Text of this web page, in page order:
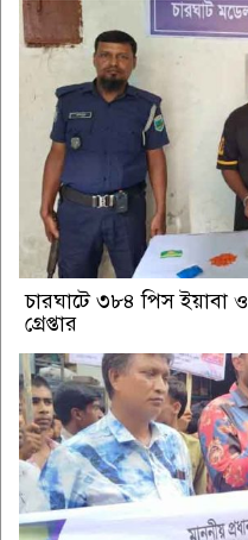
চারঘাটে ৩৮৪ পিস
গ্রেপ্তার